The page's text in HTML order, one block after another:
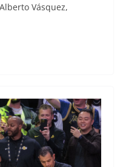
Vásquez,